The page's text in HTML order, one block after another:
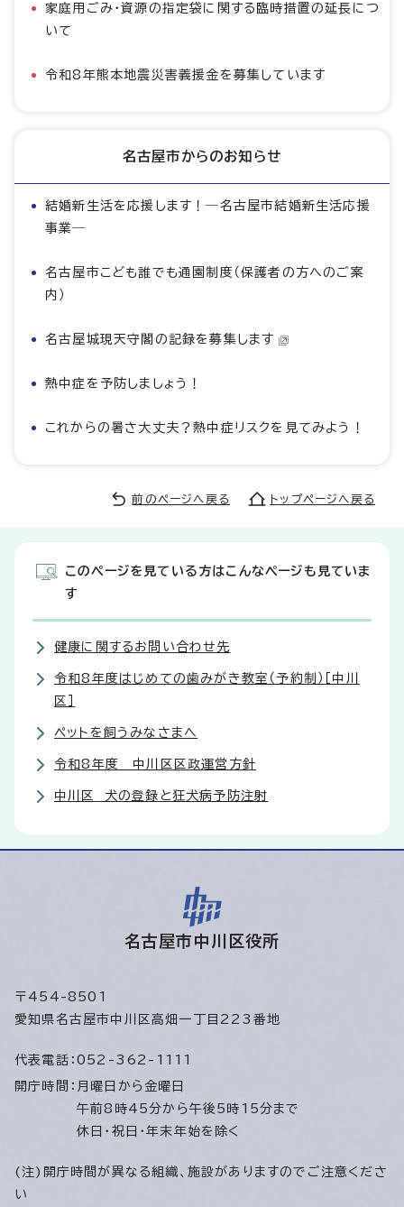
家庭用ごみ・資源の指定袋に関する臨時措置の延長につ
いて
令和8年熊本地震災害義援金を募集しています
名古屋市からのお知らせ
結婚新生活を応援します！―名古屋市結婚新生活応援
事業―
名古屋市こども誰でも通園制度（保護者の方へのご案
内）
名古屋城現天守閣の記録を募集します
熱中症を予防しましょう！
これからの暑さ大丈夫？熱中症リスクを見てみよう！
前のページへ戻る トップページへ戻る
このページを見ている方はこんなページも見ていま
す
健康に関するお問い合わせ先
令和8年度はじめての歯みがき教室（予約制）［中川
区］
ペットを飼うみなさまへ
令和8年度 中川区区政運営方針
中川区 犬の登録と狂犬病予防注射
名古屋市中川区役所
〒454-8501
愛知県名古屋市中川区高畑一丁目223番地
代表電話： 052-362-1111
開庁時間： 月曜日から金曜日
午前8時45分から午後5時15分まで
休日・祝日・年末年始を除く
(注)開庁時間が異なる組織、施設がありますのでご注意くださ
い